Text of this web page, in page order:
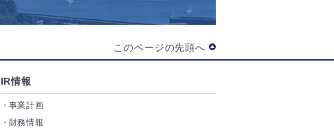
このページの先頭へ
IR情報
事業計画
財務情報